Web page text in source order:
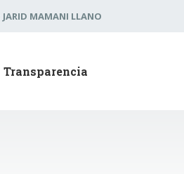
JARID MAMANI LLANO
Transparencia